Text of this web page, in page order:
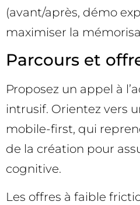
(avant/après, démo
maximiser la
Parcours et
Proposez un appel à
intrusif. Orientez vers
mobile-first, qui
de la création pour
cognitive.
Les offres à faible